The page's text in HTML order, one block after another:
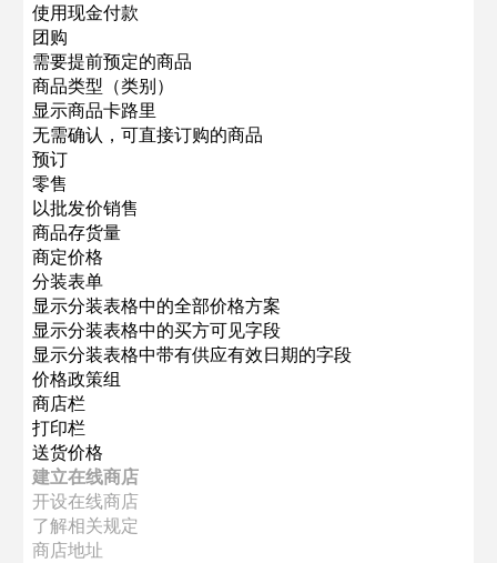
使用现金付款
团购
需要提前预定的商品
商品类型（类别）
显示商品卡路里
无需确认，可直接订购的商品
预订
零售
以批发价销售
商品存货量
商定价格
分装表单
显示分装表格中的全部价格方案
显示分装表格中的买方可见字段
显示分装表格中带有供应有效日期的字段
价格政策组
商店栏
打印栏
送货价格
建立在线商店
开设在线商店
了解相关规定
商店地址